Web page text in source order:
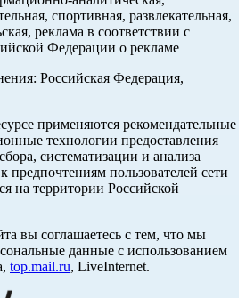
спортивная, развлекательная,
реклама в соответствии с
Федерации о рекламе
Российская Федерация,
применяются рекомендательные
технологии предоставления
систематизации и анализа
предпочтениям пользователей сети
на территории Российской
вы соглашаетесь с тем, что мы
данные с использованием
top.mail.ru, LiveInternet.